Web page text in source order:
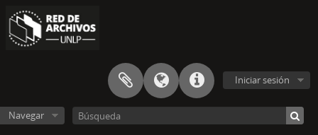
Iniciar sesión
Navegar